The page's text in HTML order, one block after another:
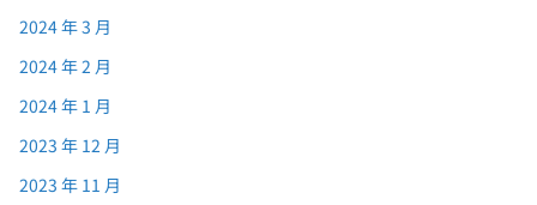
2024 年 3 月
2024 年 2 月
2024 年 1 月
2023 年 12 月
2023 年 11 月